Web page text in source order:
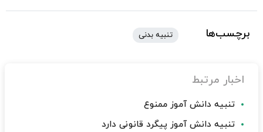
برچسب‌ها تنبیه بدنی
اخبار مرتبط
تنبیه دانش آموز ممنوع
تنبیه دانش آموز پیگرد قانونی دارد